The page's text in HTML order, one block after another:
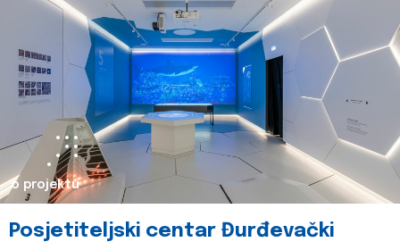
o projektu
Posjetiteljski centar Đurđevački